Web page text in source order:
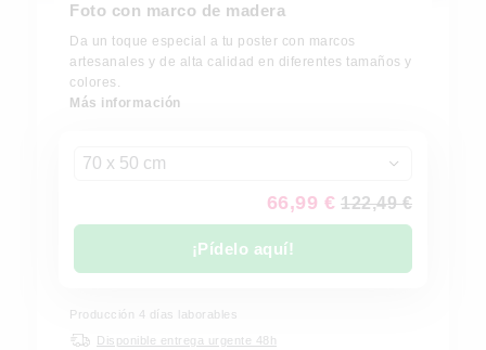
Foto con marco de madera
Da un toque especial a tu poster con marcos
artesanales y de alta calidad en diferentes tamaños y
colores.
Más información
70 x 50 cm
66,99 € 122,49 €
¡Pídelo aquí!
Producción 4 días laborables
Disponible entrega urgente 48h